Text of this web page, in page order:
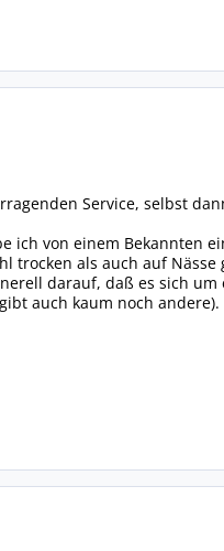
Service, selbst
ich von einem Bekannten
trocken als auch auf Nässe
darauf, daß es sich um
auch kaum noch andere).